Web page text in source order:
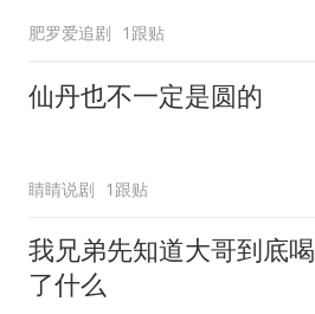
肥罗爱追剧 1跟贴
仙丹也不一定是圆的
睛睛说剧 1跟贴
我兄弟先知道大哥到底喝
了什么